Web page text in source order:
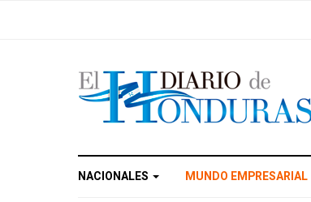
NACIONALES MUNDO EMPRESARIAL